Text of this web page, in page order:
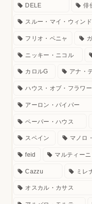
DELE 俳
スルー・マイ・ウィン
フリオ・ペニャ
ニッキー・ニコル
カロルG アナ・
ハウス・オブ・フラワ
アーロン・パイパー
ペーパー・ハウス
スペイン マノロ
feid マルティー
Cazzu ミレ
オスカル・カサス